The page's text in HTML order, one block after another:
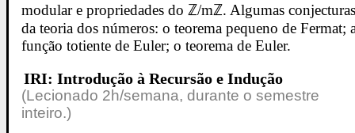
modular e propriedades do ℤ/mℤ. Algumas
da teoria dos números: o teorema pequeno de Fermat;
função totiente de Euler; o teorema de Euler.
IRI: Introdução à Recursão e Indução
(Lecionado 2h/semana, durante o semestre
inteiro.)